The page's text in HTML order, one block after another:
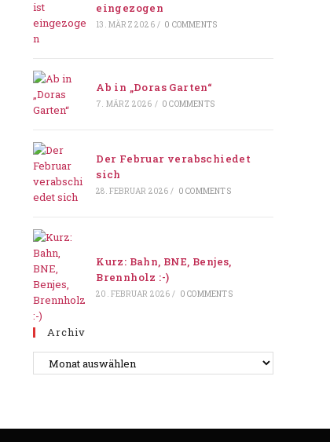
eingezogen
13. MÄRZ 2026 / 0 COMMENTS
Ab in „Doras Garten“
7. MÄRZ 2026 / 0 COMMENTS
Der Februar verabschiedet
sich
28. FEBRUAR 2026 / 0 COMMENTS
Kurz: Bahn, BNE, Benjes,
Brennholz :-)
20. FEBRUAR 2026 / 0 COMMENTS
Archiv